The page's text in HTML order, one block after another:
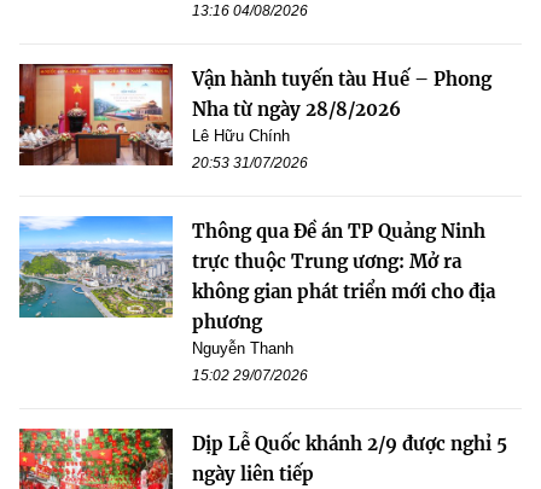
13:16 04/08/2026
Vận hành tuyến tàu Huế – Phong
Nha từ ngày 28/8/2026
Lê Hữu Chính
20:53 31/07/2026
Thông qua Đề án TP Quảng Ninh
trực thuộc Trung ương: Mở ra
không gian phát triển mới cho địa
phương
Nguyễn Thanh
15:02 29/07/2026
Dịp Lễ Quốc khánh 2/9 được nghỉ 5
ngày liên tiếp